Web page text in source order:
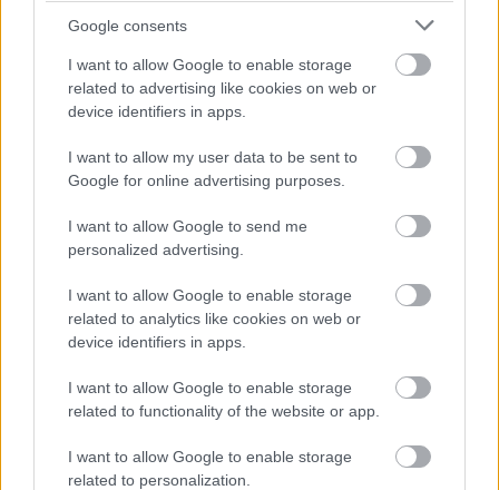
Google consents
I want to allow Google to enable storage
related to advertising like cookies on web or
device identifiers in apps.
I want to allow my user data to be sent to
Google for online advertising purposes.
I want to allow Google to send me
personalized advertising.
I want to allow Google to enable storage
related to analytics like cookies on web or
device identifiers in apps.
I want to allow Google to enable storage
related to functionality of the website or app.
I want to allow Google to enable storage
related to personalization.
másodfokúra csökken a riasztás
HIRDETÉS
HIRDETÉS
HIRDETÉS
LEGOLVASOTTABB
Fontos a postaládákba költöző
széncinegék védelme